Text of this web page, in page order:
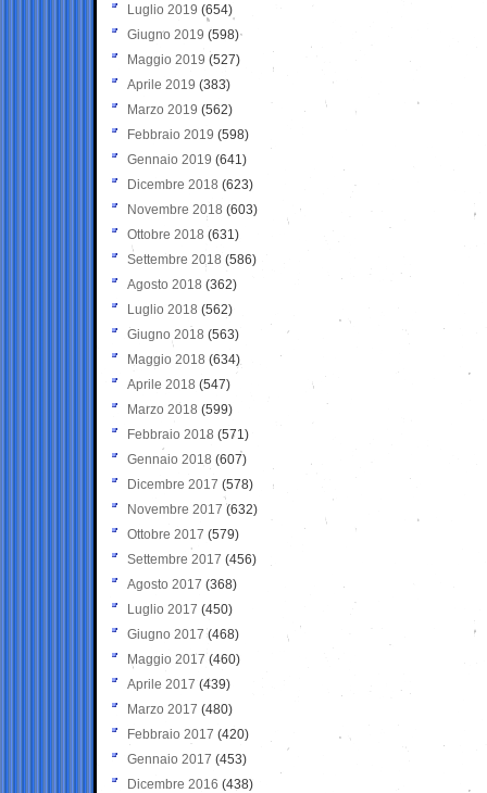
Luglio 2019 (654)
Giugno 2019 (598)
Maggio 2019 (527)
Aprile 2019 (383)
Marzo 2019 (562)
Febbraio 2019 (598)
Gennaio 2019 (641)
Dicembre 2018 (623)
Novembre 2018 (603)
Ottobre 2018 (631)
Settembre 2018 (586)
Agosto 2018 (362)
Luglio 2018 (562)
Giugno 2018 (563)
Maggio 2018 (634)
Aprile 2018 (547)
Marzo 2018 (599)
Febbraio 2018 (571)
Gennaio 2018 (607)
Dicembre 2017 (578)
Novembre 2017 (632)
Ottobre 2017 (579)
Settembre 2017 (456)
Agosto 2017 (368)
Luglio 2017 (450)
Giugno 2017 (468)
Maggio 2017 (460)
Aprile 2017 (439)
Marzo 2017 (480)
Febbraio 2017 (420)
Gennaio 2017 (453)
Dicembre 2016 (438)